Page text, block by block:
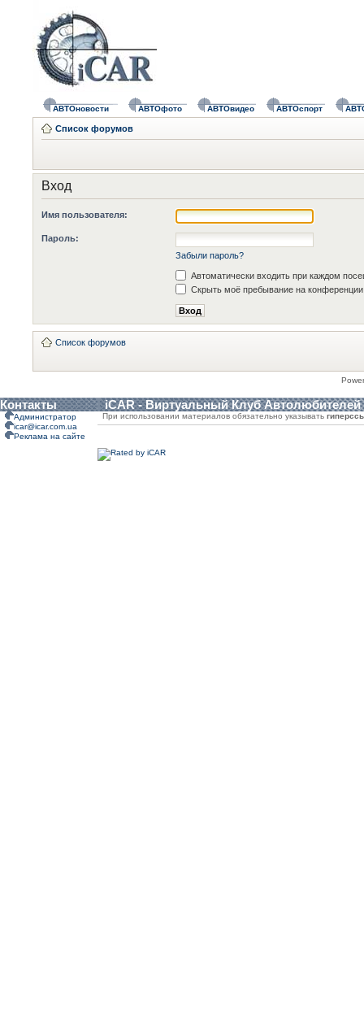
АВТОновости АВТОфото АВТОвидео АВТОспорт
Список форумов
Вход
Имя пользователя:
Пароль:
Забыли пароль?
Автоматически входить при каждом
Скрыть моё пребывание на конференции
Список форумов
Контакты iCAR - Виртуальный Клуб Автолюбителей
Администратор
icar@icar.com.ua
Реклама на сайте
При использовании материалов обязательно указывать